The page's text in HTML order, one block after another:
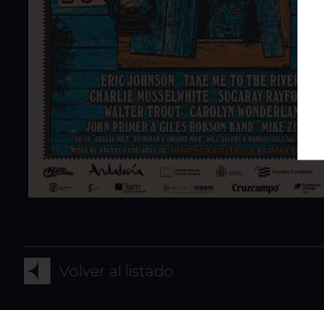
Volver al listado